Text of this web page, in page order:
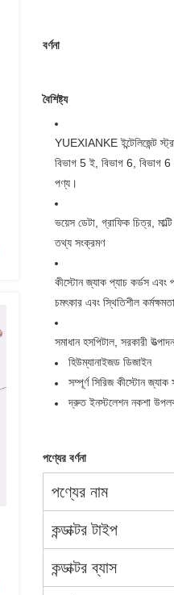
বর্ণনা
বৈশিষ্ট্য
YUEXIANKE ইন্টেলিজেন্ট
বিভাগ 5 ই, বিভাগ 6, বিভাগ
পণ্য।
ভয়েস ডেটা, গ্রাফিক চিত্র,
তথ্য সংক্রমণ
কীস্টোন জ্যাক প্যাচ কর্ডস এবং
চমৎকার এবং স্থিতিশীল
সমাধান হসপিটাল, সরকারী
হিউম্যানাইজড ডিজাইন
সম্পূর্ণ সিরিজ কীস্টোন জ্যাক
দ্রুত ইনস্টলেশন নকশা
পণ্যের বর্ণনা
পণ্যের নাম
কন্ডাক্টর টাইপ
কন্ডাক্টর ব্যাস